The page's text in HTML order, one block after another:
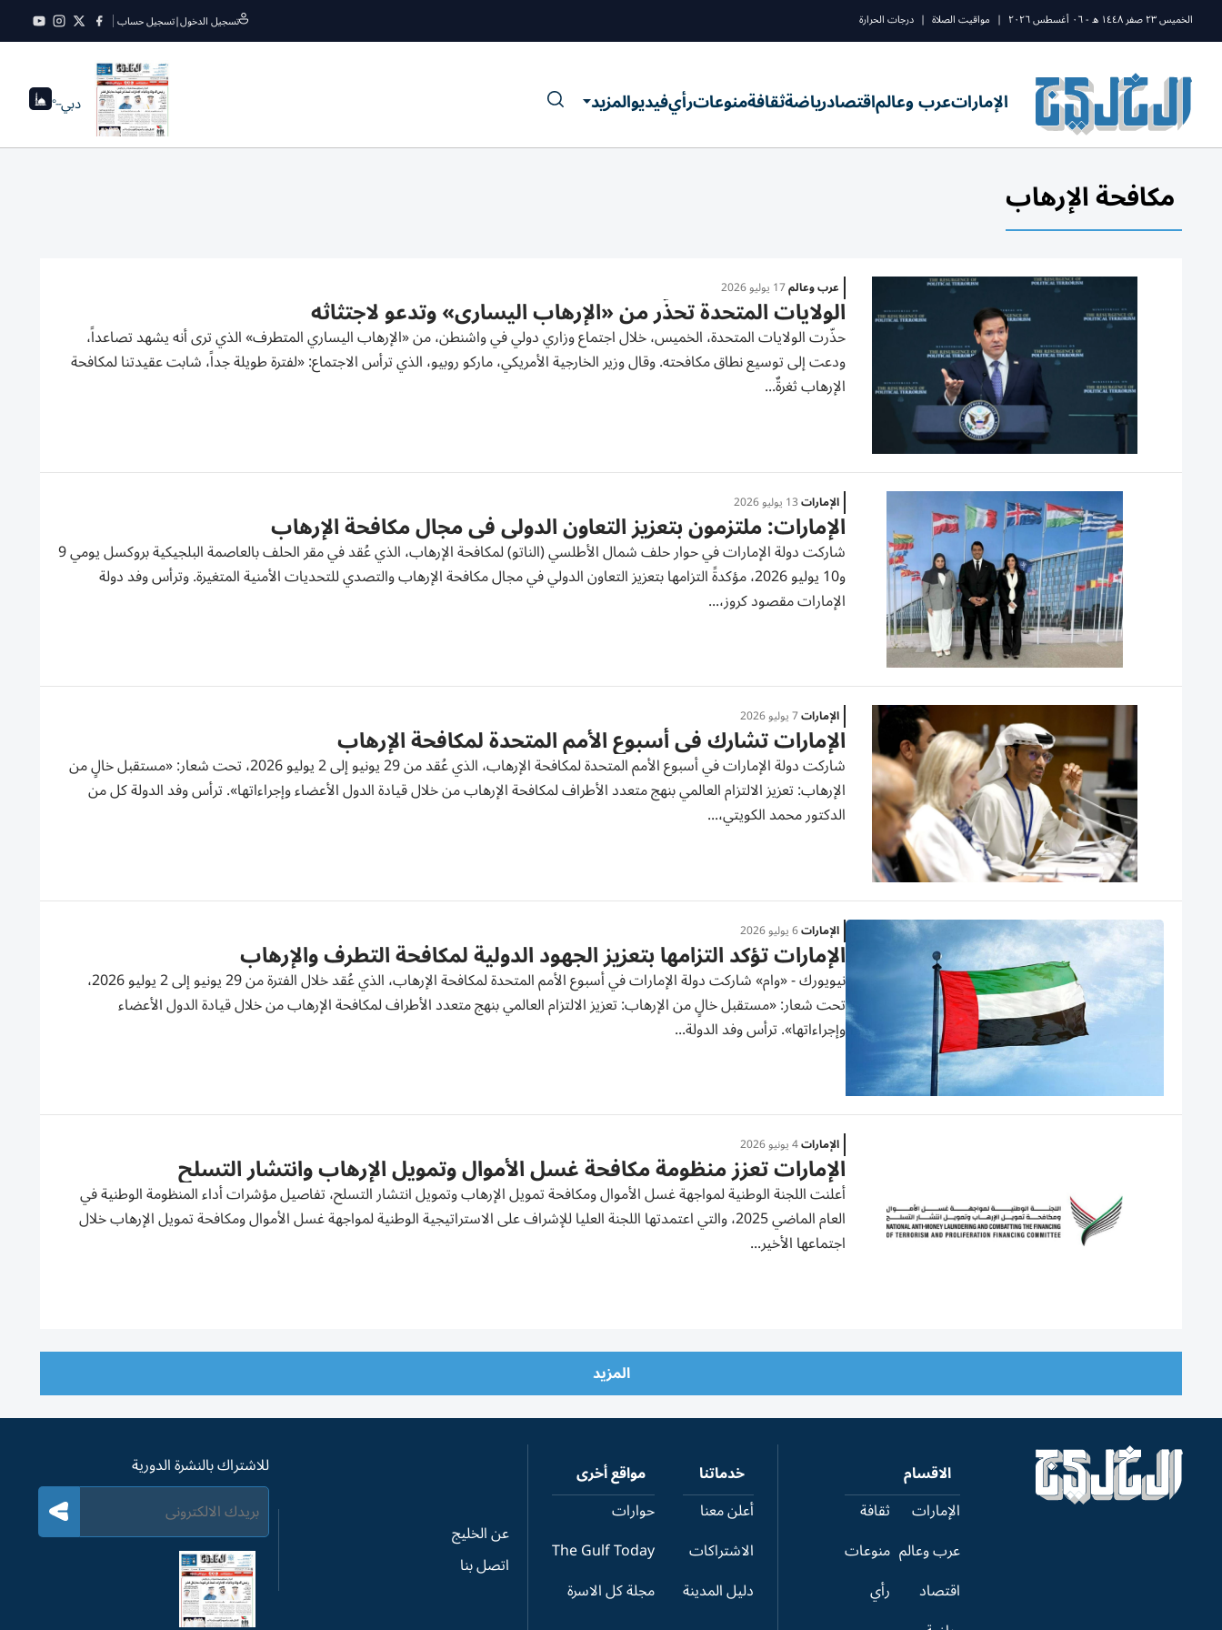
الخميس ٢٣ صفر ١٤٤٨ ه - ٠٦ أغسطس ٢٠٢٦ | مواقيت الصلاة | درجات الحرارة تسجيل الدخول|تسجيل حساب
الإماراتعرب وعالماقتصادرياضةثقافةمنوعاترأيفيديوالمزيد دبي--°
مكافحة الإرهاب
عرب وعالم17 يوليو 2026
الولايات المتحدة تحذّر من «الإرهاب اليساري» وتدعو لاجتثاثه
حذّرت الولايات المتحدة، الخميس، خلال اجتماع وزاري دولي في واشنطن، من «الإرهاب اليساري المتطرف» الذي ترى أنه يشهد تصاعداً،
ودعت إلى توسيع نطاق مكافحته. وقال وزير الخارجية الأمريكي، ماركو روبيو، الذي ترأس الاجتماع: «لفترة طويلة جداً، شابت عقيدتنا لمكافحة
الإرهاب ثغرةٌ...
الإمارات13 يوليو 2026
الإمارات: ملتزمون بتعزيز التعاون الدولي في مجال مكافحة الإرهاب
شاركت دولة الإمارات في حوار حلف شمال الأطلسي (الناتو) لمكافحة الإرهاب، الذي عُقد في مقر الحلف بالعاصمة البلجيكية بروكسل يومي 9
و10 يوليو 2026، مؤكدةً التزامها بتعزيز التعاون الدولي في مجال مكافحة الإرهاب والتصدي للتحديات الأمنية المتغيرة. وترأس وفد دولة
الإمارات مقصود كروز،...
الإمارات7 يوليو 2026
الإمارات تشارك في أسبوع الأمم المتحدة لمكافحة الإرهاب
شاركت دولة الإمارات في أسبوع الأمم المتحدة لمكافحة الإرهاب، الذي عُقد من 29 يونيو إلى 2 يوليو 2026، تحت شعار: «مستقبل خالٍ من
الإرهاب: تعزيز الالتزام العالمي بنهج متعدد الأطراف لمكافحة الإرهاب من خلال قيادة الدول الأعضاء وإجراءاتها». ترأس وفد الدولة كل من
الدكتور محمد الكويتي،...
الإمارات6 يوليو 2026
الإمارات تؤكد التزامها بتعزيز الجهود الدولية لمكافحة التطرف والإرهاب
نيويورك - «وام» شاركت دولة الإمارات في أسبوع الأمم المتحدة لمكافحة الإرهاب، الذي عُقد خلال الفترة من 29 يونيو إلى 2 يوليو 2026،
تحت شعار: «مستقبل خالٍ من الإرهاب: تعزيز الالتزام العالمي بنهج متعدد الأطراف لمكافحة الإرهاب من خلال قيادة الدول الأعضاء
وإجراءاتها». ترأس وفد الدولة...
الإمارات4 يونيو 2026
الإمارات تعزز منظومة مكافحة غسل الأموال وتمويل الإرهاب وانتشار التسلح
أعلنت اللجنة الوطنية لمواجهة غسل الأموال ومكافحة تمويل الإرهاب وتمويل انتشار التسلح، تفاصيل مؤشرات أداء المنظومة الوطنية في
العام الماضي 2025، والتي اعتمدتها اللجنة العليا للإشراف على الاستراتيجية الوطنية لمواجهة غسل الأموال ومكافحة تمويل الإرهاب خلال
اجتماعها الأخير...
المزيد
الاقسام
الإمارات
عرب وعالم
اقتصاد
ثقافة
منوعات
رأي
خدماتنا
أعلن معنا
الاشتراكات
دليل المدينة
مواقع أخرى
حوارات
The Gulf Today
مجلة كل الاسرة
عن الخليج
اتصل بنا
للاشتراك بالنشرة الدورية